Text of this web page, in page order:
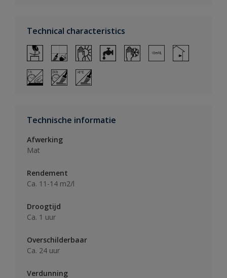
Technical characteristics
Technische informatie
Afwerking
Mat
Rendement
Ca. 11-14 m2/l
Droogtijd
Ca. 1 uur
Overschilderbaar
Ca. 24 uur
Verdunning